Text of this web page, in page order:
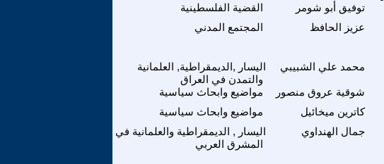
القضية الفلسطينية
توفيق أبو شومر
المجتمع المدني
عزيز الحافظ
اليسار ,الديمقراطية, العلمانية
والتمدن في العراق
محمد علي الشبيبي
مواضيع وابحاث سياسية شوقية عروق منصور
مواضيع وابحاث سياسية
كاترين ميخائيل
اليسار , الديمقراطية والعلمانية في
المشرق العربي
جمال الهنداوي